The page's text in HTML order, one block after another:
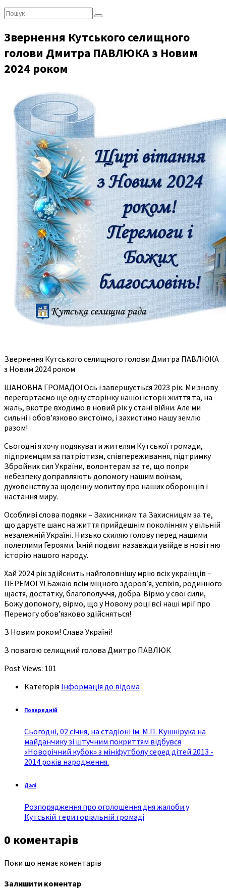
Пошук:
Звернення Кутського селищного
голови Дмитра ПАВЛЮКА з Новим
2024 роком
Звернення Кутського селищного голови Дмитра ПАВЛЮКА
з Новим 2024 роком
ШАНОВНА ГРОМАДО! Ось і завершується 2023 рік. Ми знову
перегортаємо ще одну сторінку нашої історії життя та, на
жаль, вкотре входимо в новий рік у стані війни. Але ми
сильні і обов’язково вистоїмо, і захистимо нашу землю
разом!
Сьогодні я хочу подякувати жителям Кутської громади,
підприємцям за патріотизм, співпереживання, підтримку
Збройних сил України, волонтерам за те, що попри
небезпеку доправляють допомогу нашим воїнам,
духовенству за щоденну молитву про наших оборонців і
настання миру.
Особливі слова подяки – Захисникам та Захисницям за те,
що даруєте шанс на життя прийдешнім поколінням у вільній
незалежній Україні. Низько схиляю голову перед нашими
полеглими Героями. Їхній подвиг назавжди увійде в новітню
історію нашого народу.
Хай 2024 рік здійснить найголовнішу мрію всіх українців –
ПЕРЕМОГУ! Бажаю всім міцного здоров’я, успіхів, родинного
щастя, достатку, благополуччя, добра. Вірмо у свої сили,
Божу допомогу, вірмо, що у Новому році всі наші мрії про
Перемогу обов’язково здійсняться!
З Новим роком! Слава Україні!
З повагою селищний голова Дмитро ПАВЛЮК
Post Views: 101
Категорія Інформація до відома
Попередній
Сьогодні, 02 січня, на стадіоні ім. М.П. Кушнірука на
майданчику зі штучним покриттям відбувся
«Новорічний кубок» з мініфутболу серед дітей 2013 -
2014 років народження.
Далі
Розпорядження про оголошення дня жалоби у
Кутській територіальній громаді
0 коментарів
Поки що немає коментарів
Залишити коментар